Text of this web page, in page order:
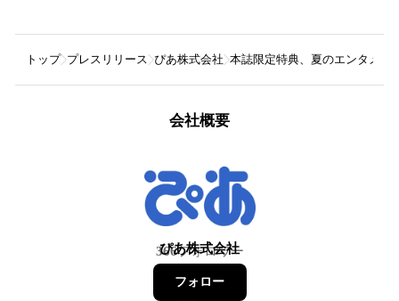
トップ プレスリリース ぴあ株式会社 本誌限定特典、夏のエンタメに
会社概要
ぴあ株式会社
366フォロワー
フォロー